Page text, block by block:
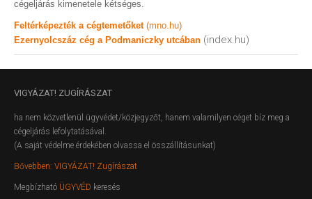
cégeljárás kimenetele kétséges.
Feltérképezték a cégtemetőket (mno.hu)
Ezernyolcszáz cég a Podmaniczky utcában (index.hu)
VIGYÁZAT! ZUGÍRÁSZAT
ha nem közvetlenül ügyvédet/közjegyzőt, hanem valamilyen céget bíz meg a
cégeljárás lefolytatásával.
(A saját védelme érdekében olvassa el összállításunkat)
Bővebben: VIGYÁZAT! Zugírászat
Megbízható ÜGYVÉD keresés